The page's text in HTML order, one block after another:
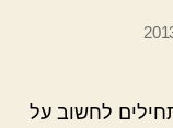
לחשוב על